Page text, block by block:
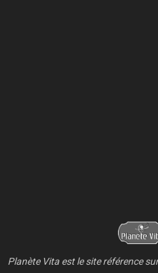
Planète Vita est le site référence